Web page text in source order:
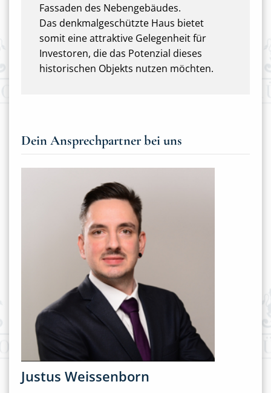
Fassaden des Nebengebäudes.
Das denkmalgeschützte Haus bietet
somit eine attraktive Gelegenheit für
Investoren, die das Potenzial dieses
historischen Objekts nutzen möchten.
Dein Ansprechpartner bei uns
Justus Weissenborn